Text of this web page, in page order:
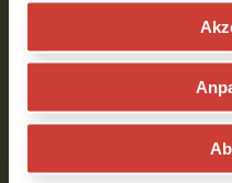
Hallo
noch
richtig toll.
Verfasst am